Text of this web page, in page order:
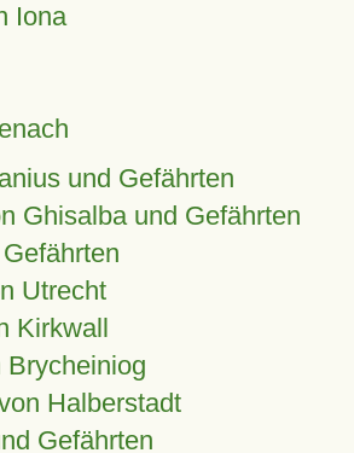
Iona
und Gefährten
Ghisalba und Gefährten
Utrecht
Kirkwall
Brycheiniog
Halberstadt
Gefährten